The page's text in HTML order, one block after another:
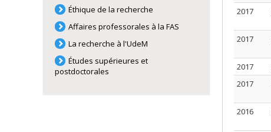
2017
2017
2017
2017
2016
Éthique de la recherche
Affaires professorales à la FAS
La recherche à l'UdeM
Études supérieures et
postdoctorales